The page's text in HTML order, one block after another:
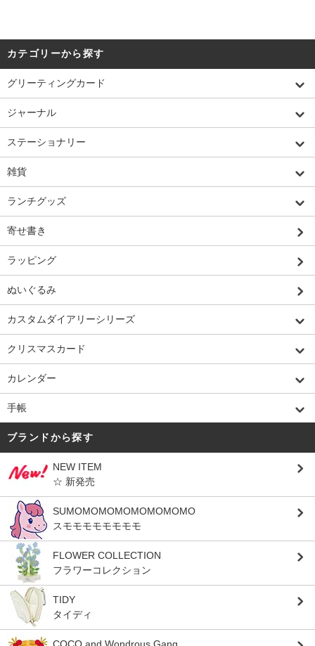
カテゴリーから探す
グリーティングカード
ジャーナル
ステーショナリー
雑貨
ランチグッズ
寄せ書き
ラッピング
ぬいぐるみ
カスタムダイアリーシリーズ
クリスマスカード
カレンダー
手帳
ブランドから探す
NEW ITEM
☆ 新発売
SUMOMOMOMOMOMOMOMO
スモモモモモモモモ
FLOWER COLLECTION
フラワーコレクション
TIDY
タイディ